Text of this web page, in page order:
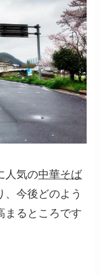
人気の中華そば
、今後どのよう
まるところです